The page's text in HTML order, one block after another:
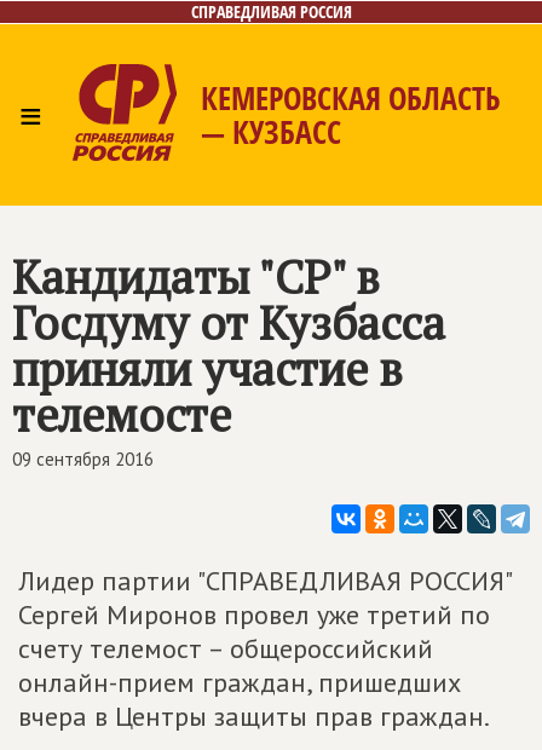
СПРАВЕДЛИВАЯ РОССИЯ
≡ КЕМЕРОВСКАЯ ОБЛАСТЬ
— КУЗБАСС
Фото/Видео Газета
Кандидаты "СР" в
Госдуму от Кузбасса
приняли участие в
телемосте
09 сентября 2016
Лидер партии "СПРАВЕДЛИВАЯ РОССИЯ"
Сергей Миронов провел уже третий по
счету телемост – общероссийский
онлайн-прием граждан, пришедших
вчера в Центры защиты прав граждан.